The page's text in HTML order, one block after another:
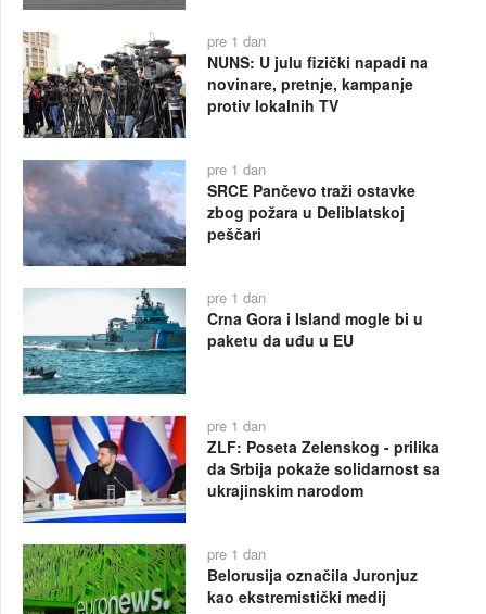
pre 1 dan
NUNS: U julu fizički napadi na
novinare, pretnje, kampanje
protiv lokalnih TV
pre 1 dan
SRCE Pančevo traži ostavke
zbog požara u Deliblatskoj
peščari
pre 1 dan
Crna Gora i Island mogle bi u
paketu da uđu u EU
pre 1 dan
ZLF: Poseta Zelenskog - prilika
da Srbija pokaže solidarnost sa
ukrajinskim narodom
pre 1 dan
Belorusija označila Juronjuz
kao ekstremistički medij